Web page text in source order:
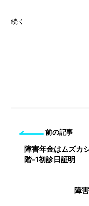
続く
前の記事
障害年金はムズ
階-1初診日証明
障